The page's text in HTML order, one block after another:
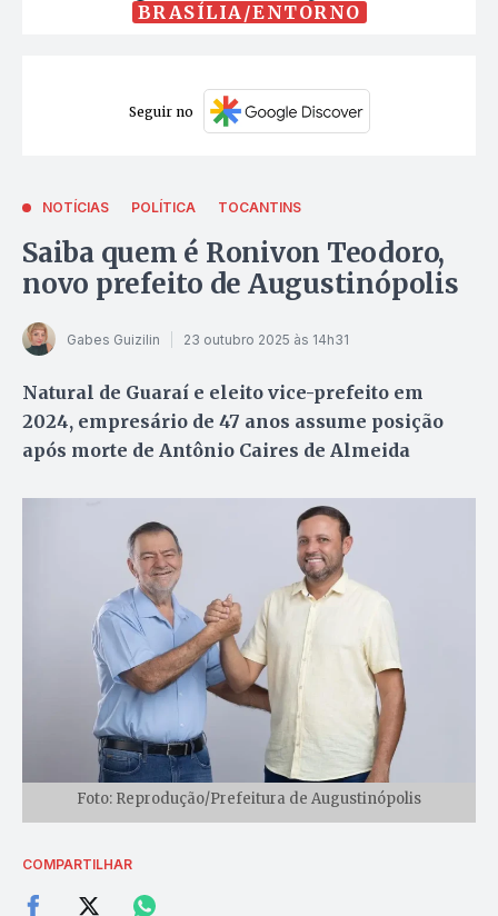
BRASÍLIA/ENTORNO
Seguir no
NOTÍCIAS POLÍTICA TOCANTINS
Saiba quem é Ronivon Teodoro,
novo prefeito de Augustinópolis
Gabes Guizilin 23 outubro 2025 às 14h31
Natural de Guaraí e eleito vice-prefeito em
2024, empresário de 47 anos assume posição
após morte de Antônio Caires de Almeida
Foto: Reprodução/Prefeitura de Augustinópolis
COMPARTILHAR